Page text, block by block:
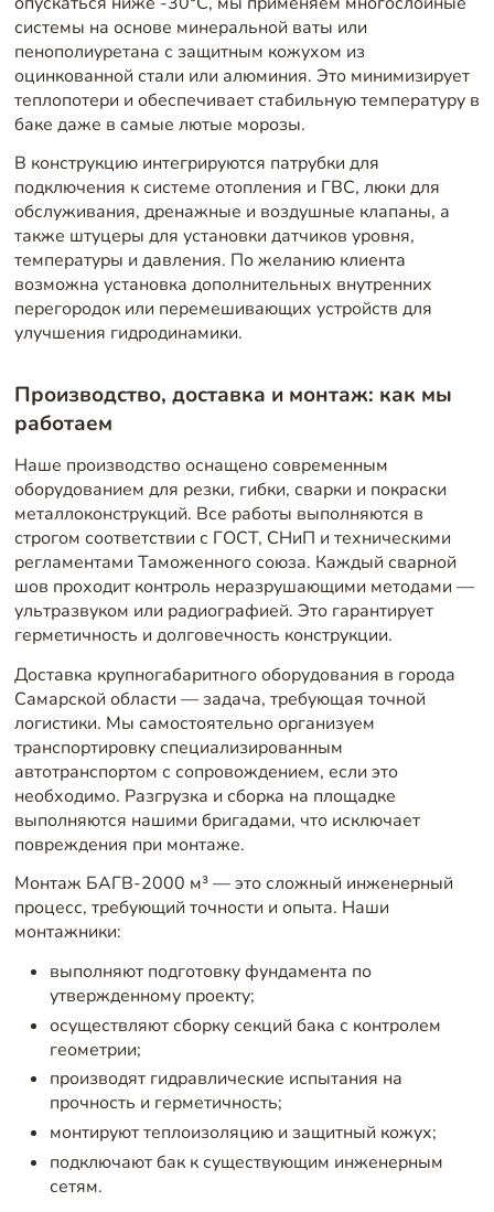
системы на основе минеральной ваты или
пенополиуретана с защитным кожухом из
оцинкованной стали или алюминия. Это минимизирует
теплопотери и обеспечивает стабильную температуру в
баке даже в самые лютые морозы.
В конструкцию интегрируются патрубки для
подключения к системе отопления и ГВС, люки для
обслуживания, дренажные и воздушные клапаны, а
также штуцеры для установки датчиков уровня,
температуры и давления. По желанию клиента
возможна установка дополнительных внутренних
перегородок или перемешивающих устройств для
улучшения гидродинамики.
Производство, доставка и монтаж: как мы
работаем
Наше производство оснащено современным
оборудованием для резки, гибки, сварки и покраски
металлоконструкций. Все работы выполняются в
строгом соответствии с ГОСТ, СНиП и техническими
регламентами Таможенного союза. Каждый сварной
шов проходит контроль неразрушающими методами —
ультразвуком или радиографией. Это гарантирует
герметичность и долговечность конструкции.
Доставка крупногабаритного оборудования в города
Самарской области — задача, требующая точной
логистики. Мы самостоятельно организуем
транспортировку специализированным
автотранспортом с сопровождением, если это
необходимо. Разгрузка и сборка на площадке
выполняются нашими бригадами, что исключает
повреждения при монтаже.
Монтаж БАГВ-2000 м³ — это сложный инженерный
процесс, требующий точности и опыта. Наши
монтажники:
выполняют подготовку фундамента по
утвержденному проекту;
осуществляют сборку секций бака с контролем
геометрии;
производят гидравлические испытания на
прочность и герметичность;
монтируют теплоизоляцию и защитный кожух;
подключают бак к существующим инженерным
сетям.